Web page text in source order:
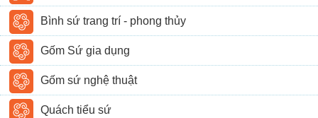
Bình sứ trang trí - phong thủy
Gốm Sứ gia dụng
Gốm sứ nghệ thuật
Quách tiểu sứ